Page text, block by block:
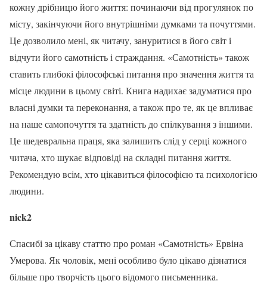
кожну дрібницю його життя: починаючи від прогулянок по
місту, закінчуючи його внутрішніми думками та почуттями.
Це дозволило мені, як читачу, зануритися в його світ і
відчути його самотність і страждання. «Самотність» також
ставить глибокі філософські питання про значення життя та
місце людини в цьому світі. Книга надихає задуматися про
власні думки та переконання, а також про те, як це впливає
на наше самопочуття та здатність до спілкування з іншими.
Це шедевральна праця, яка залишить слід у серці кожного
читача, хто шукає відповіді на складні питання життя.
Рекомендую всім, хто цікавиться філософією та психологією
людини.
nick2
Спасибі за цікаву статтю про роман «Самотність» Ервіна
Умерова. Як чоловік, мені особливо було цікаво дізнатися
більше про творчість цього відомого письменника.